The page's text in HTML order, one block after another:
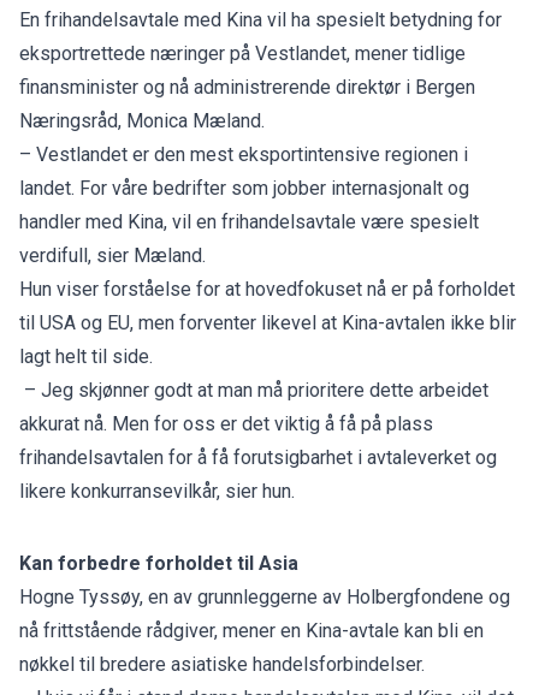
En frihandelsavtale med Kina vil ha spesielt betydning for
eksportrettede næringer på Vestlandet, mener tidlige
finansminister og nå administrerende direktør i Bergen
Næringsråd, Monica Mæland.
– Vestlandet er den mest eksportintensive regionen i
landet. For våre bedrifter som jobber internasjonalt og
handler med Kina, vil en frihandelsavtale være spesielt
verdifull, sier Mæland.
Hun viser forståelse for at hovedfokuset nå er på forholdet
til USA og EU, men forventer likevel at Kina-avtalen ikke blir
lagt helt til side.
– Jeg skjønner godt at man må prioritere dette arbeidet
akkurat nå. Men for oss er det viktig å få på plass
frihandelsavtalen for å få forutsigbarhet i avtaleverket og
likere konkurransevilkår, sier hun.
Kan forbedre forholdet til Asia
Hogne Tyssøy, en av grunnleggerne av Holbergfondene og
nå frittstående rådgiver, mener en Kina-avtale kan bli en
nøkkel til bredere asiatiske handelsforbindelser.